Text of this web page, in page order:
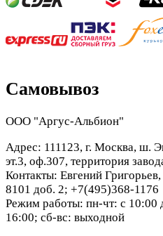
Самовывоз
ООО "Аргус-Альбион"
Адрес: 111123, г. Москва, ш.
эт.3, оф.307, территория
Контакты: Евгений Григорьев,
8101 доб. 2; +7(495)368-1176
Режим работы: пн-чт: с 10:00
16:00; сб-вс: выходной